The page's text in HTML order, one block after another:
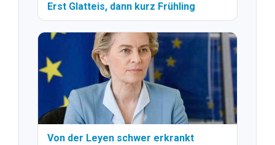
Erst Glatteis, dann kurz Frühling
Von der Leyen schwer erkrankt